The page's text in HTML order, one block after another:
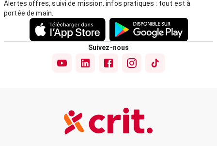
Alertes offres, suivi de mission, infos pratiques : tout est à
portée de main.
Suivez-nous